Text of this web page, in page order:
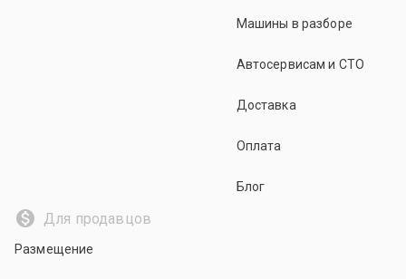
Машины в разборе
Автосервисам и СТО
Доставка
Оплата
Блог
Для продавцов
Размещение